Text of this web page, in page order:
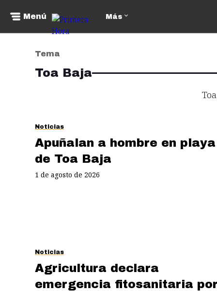
Menú Más
Tema
Toa Baja
Noticias
Apuñalan a hombre en playa
de Toa Baja
1 de agosto de 2026
Noticias
Agricultura declara
emergencia fitosanitaria